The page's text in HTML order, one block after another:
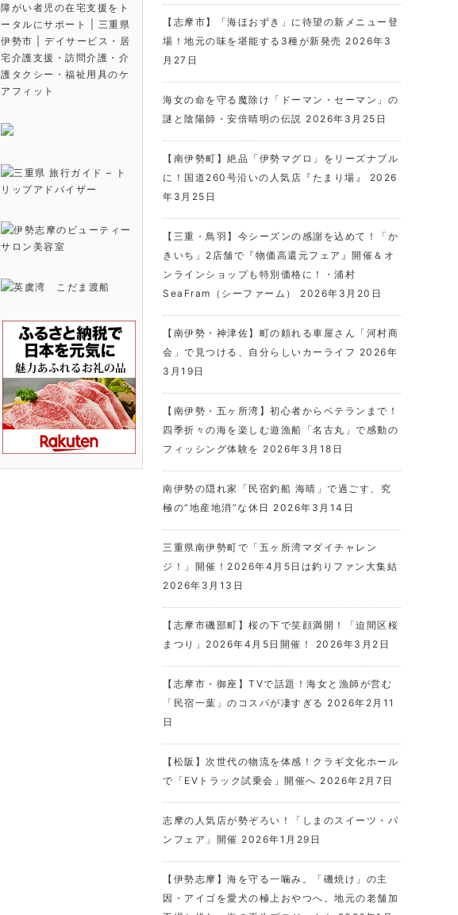
障がい者児の在宅支援をト
ータルにサポート | 三重県
伊勢市 | デイサービス・居
宅介護支援・訪問介護・介
護タクシー・福祉用具のケ
アフィット
【志摩市】「海ほおずき」に待望の新メニュー登
場！地元の味を堪能する3種が新発売 2026年3
月27日
海女の命を守る魔除け「ドーマン・セーマン」の
謎と陰陽師・安倍晴明の伝説 2026年3月25日
【南伊勢町】絶品「伊勢マグロ」をリーズナブル
に！国道260号沿いの人気店『たまり場』
2026
年3月25日
【三重・鳥羽】今シーズンの感謝を込めて！「か
きいち」2店舗で『物価高還元フェア』開催＆オ
ンラインショップも特別価格に！・浦村
SeaFram（シーファーム）
2026年3月20日
【南伊勢・神津佐】町の頼れる車屋さん「河村商
会」で見つける、自分らしいカーライフ 2026年
3月19日
【南伊勢・五ヶ所湾】初心者からベテランまで！
四季折々の海を楽しむ遊漁船「名古丸」で感動の
フィッシング体験を 2026年3月18日
南伊勢の隠れ家「民宿釣船 海晴」で過ごす、究
極の“地産地消”な休日 2026年3月14日
三重県南伊勢町で「五ヶ所湾マダイチャレン
ジ！」開催！2026年4月5日は釣りファン大集結
2026年3月13日
【志摩市磯部町】桜の下で笑顔満開！「迫間区桜
まつり」2026年4月5日開催！
2026年3月2日
【志摩市・御座】TVで話題！海女と漁師が営む
「民宿一葉」のコスパが凄すぎる 2026年2月11
日
【松阪】次世代の物流を体感！クラギ文化ホール
で「EVトラック試乗会」開催へ 2026年2月7日
志摩の人気店が勢ぞろい！「しまのスイーツ・パ
ンフェア」開催 2026年1月29日
【伊勢志摩】海を守る一噛み。「磯焼け」の主
因・アイゴを愛犬の極上おやつへ。地元の老舗加